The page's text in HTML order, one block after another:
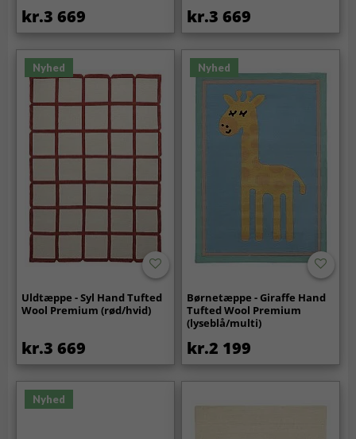
kr.3 669 kr.3 669
Nyhed
Uldtæppe - Syl Hand Tufted
Wool Premium (rød/hvid)
kr.3 669
Nyhed
Børnetæppe - Giraffe Hand
Tufted Wool Premium
(lyseblå/multi)
kr.2 199
Nyhed